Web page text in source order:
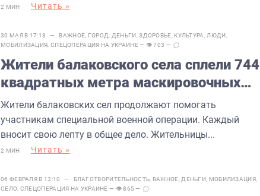
2 МИН Читать »
30 МАЯ В 17:18 — ВАЖНОЕ ГОРОД ДЕНЬГИ ,ЗДОРОВЬЕ КУЛЬТУРА ЛЮДИ
МОБИЛИЗАЦИЯ СПЕЦОПЕРАЦИЯ НА УКРАИНЕ— 👁 703 —
Жители балаковского села сплели 744
квадратных метра маскировочных
сетей
Жители балаковских сел продолжают помогать
участникам специальной военной операции. Каждый
вносит свою лепту в общее дело. Жительницы...
2 МИН Читать »
06 ФЕВРАЛЯ В 13:10 — БЛАГОТВОРИТЕЛЬНОСТЬ ВАЖНОЕ ДЕНЬГИ МОБИЛИЗАЦИЯ,
СЕЛО СПЕЦОПЕРАЦИЯ НА УКРАИНЕ — 👁 865 —